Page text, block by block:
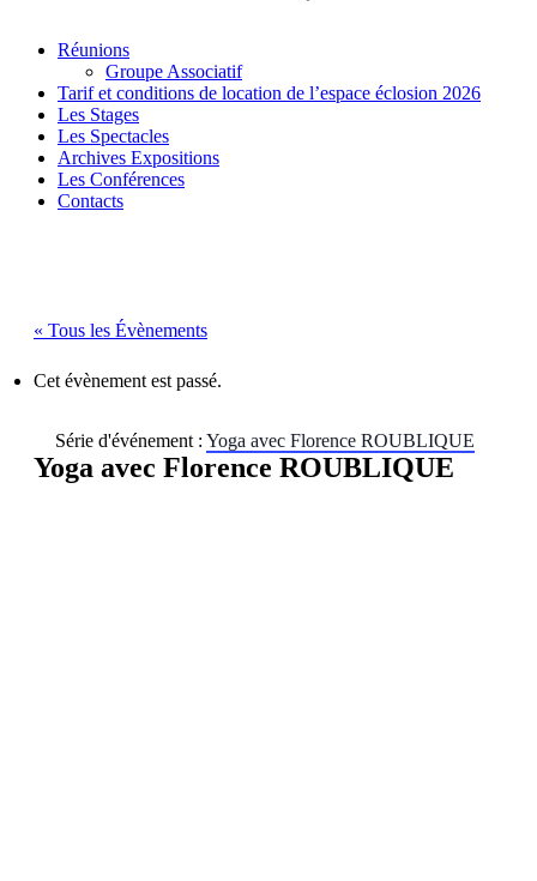
Réunions
Groupe Associatif
Tarif et conditions de location de l’espace éclosion 2026
Les Stages
Les Spectacles
Archives Expositions
Les Conférences
Contacts
« Tous les Évènements
Cet évènement est passé.
Série d'événement : Yoga avec Florence ROUBLIQUE
Yoga avec Florence ROUBLIQUE